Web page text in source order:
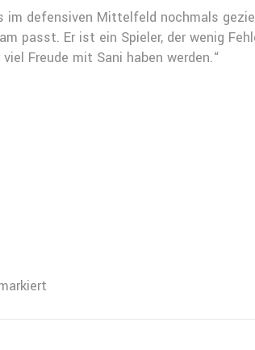
im defensiven Mittelfeld nochmals
passt. Er ist ein Spieler, der wenig
Freude mit Sani haben werden.“